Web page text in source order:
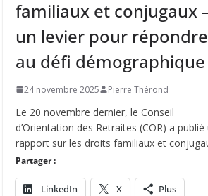
familiaux et conjugaux
un levier pour répondre
au défi démographique
24 novembre 2025 Pierre Thérond
Le 20 novembre dernier, le Conseil
d’Orientation des Retraites (COR) a publié
rapport sur les droits familiaux et
Partager :
LinkedIn X Plus